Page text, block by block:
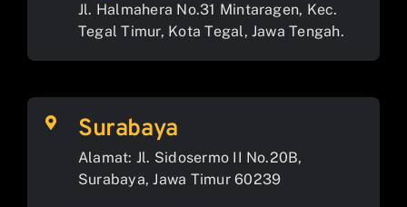
Jl. Halmahera No.31 Mintaragen, Kec.
Tegal Timur, Kota Tegal, Jawa Tengah.
Surabaya
Alamat: Jl. Sidosermo II No.20B,
Surabaya, Jawa Timur 60239